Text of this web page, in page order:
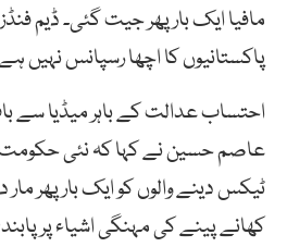
مافیا ایک بار پھر جیت گئی۔ ڈیم
پاکستانیوں کا اچھا رسپانس نہیں
احتساب عدالت کے باہر میڈیا سے
عاصم حسین نے کہا کہ نئی
ٹیکس دینے والوں کو ایک بار پھر
کھانے پینے کی مہنگی اشیاء پر